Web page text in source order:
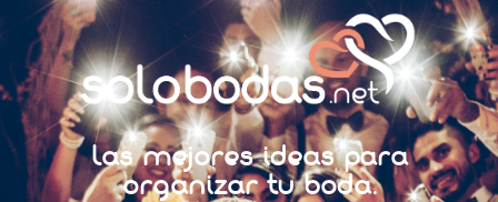
Las mejores ideas para
organizar tu boda.